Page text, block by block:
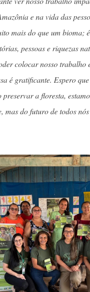
e na vida das
mais do que um bioma;
pessoas e riquezas
colocar nosso trabalho
é gratificante. Espero
preservar a floresta,
mas do futuro de todos